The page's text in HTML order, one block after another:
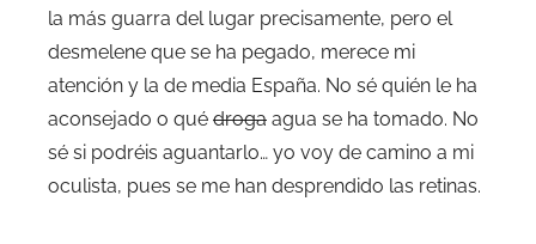
la más guarra del lugar precisamente, pero el
desmelene que se ha pegado, merece mi
atención y la de media España. No sé quién le ha
aconsejado o qué droga agua se ha tomado. No
sé si podréis aguantarlo… yo voy de camino a mi
oculista, pues se me han desprendido las retinas.